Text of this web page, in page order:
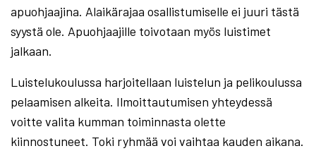
apuohjaajina. Alaikärajaa osallistumiselle ei juuri tästä
syystä ole. Apuohjaajille toivotaan myös luistimet
jalkaan.
Luistelukoulussa harjoitellaan luistelun ja pelikoulussa
pelaamisen alkeita. Ilmoittautumisen yhteydessä
voitte valita kumman toiminnasta olette
kiinnostuneet. Toki ryhmää voi vaihtaa kauden aikana.